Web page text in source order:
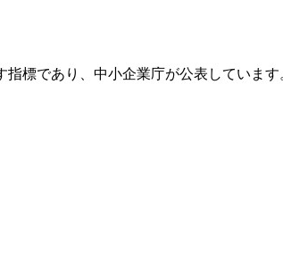
標であり、中小企業庁が公表していま